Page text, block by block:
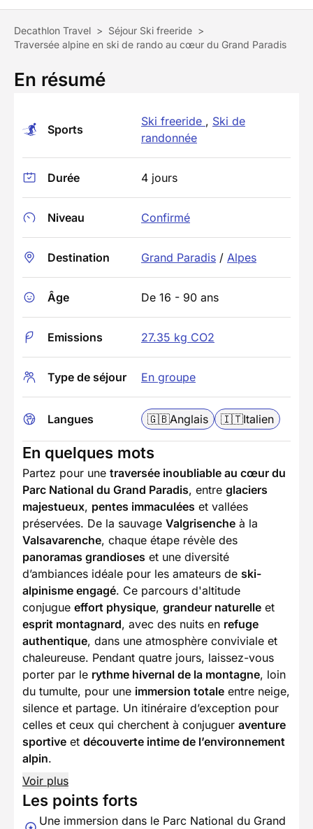
Decathlon Travel > Séjour Ski freeride >
Traversée alpine en ski de rando au cœur du Grand Paradis
En résumé
Sports
Ski freeride , Ski de
randonnée
Durée 4 jours
Niveau Confirmé
Destination Grand Paradis / Alpes
Âge De 16 - 90 ans
Emissions 27.35 kg CO2
Type de séjour En groupe
Langues 🇬🇧Anglais 🇮🇹Italien
En quelques mots
Partez pour une traversée inoubliable au cœur du
Parc National du Grand Paradis, entre glaciers
majestueux, pentes immaculées et vallées
préservées. De la sauvage Valgrisenche à la
Valsavarenche, chaque étape révèle des
panoramas grandioses et une diversité
d’ambiances idéale pour les amateurs de ski-
alpinisme engagé. Ce parcours d'altitude
conjugue effort physique, grandeur naturelle et
esprit montagnard, avec des nuits en refuge
authentique, dans une atmosphère conviviale et
chaleureuse. Pendant quatre jours, laissez-vous
porter par le rythme hivernal de la montagne, loin
du tumulte, pour une immersion totale entre neige,
silence et partage. Un itinéraire d’exception pour
celles et ceux qui cherchent à conjuguer aventure
sportive et découverte intime de l’environnement
alpin.
Voir plus
Les points forts
Une immersion dans le Parc National du Grand